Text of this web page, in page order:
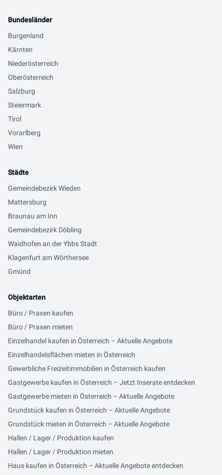
Bundesländer
Burgenland
Kärnten
Niederösterreich
Oberösterreich
Salzburg
Steiermark
Tirol
Vorarlberg
Wien
Städte
Gemeindebezirk Wieden
Mattersburg
Braunau am Inn
Gemeindebezirk Döbling
Waidhofen an der Ybbs Stadt
Klagenfurt am Wörthersee
Gmünd
Objektarten
Büro / Praxen kaufen
Büro / Praxen mieten
Einzelhandel kaufen in Österreich – Aktuelle Angebote
Einzelhandelsflächen mieten in Österreich
Gewerbliche Freizeitimmobilien in Österreich kaufen
Gastgewerbe kaufen in Österreich – Jetzt Inserate entdecken
Gastgewerbe mieten in Österreich – Aktuelle Angebote
Grundstück kaufen in Österreich – Aktuelle Angebote
Grundstück mieten in Österreich – Aktuelle Angebote
Hallen / Lager / Produktion kaufen
Hallen / Lager / Produktion mieten
Haus kaufen in Österreich – Aktuelle Angebote entdecken